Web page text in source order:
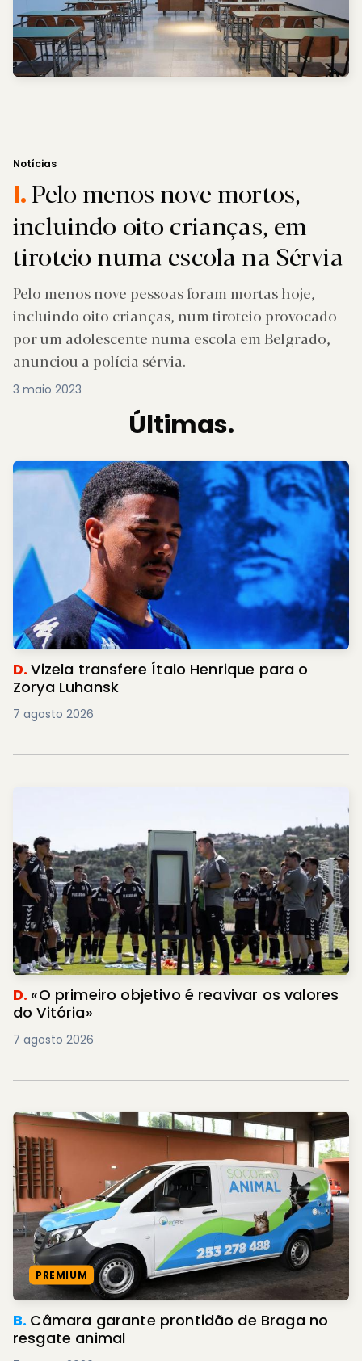
Notícias
I.Pelo menos nove mortos,
incluindo oito crianças, em
tiroteio numa escola na Sérvia
Pelo menos nove pessoas foram mortas hoje,
incluindo oito crianças, num tiroteio provocado
por um adolescente numa escola em Belgrado,
anunciou a polícia sérvia.
3 maio 2023
Últimas.
D.Vizela transfere Ítalo Henrique para o
Zorya Luhansk
7 agosto 2026
D. «O primeiro objetivo é reavivar os valores
do Vitória»
7 agosto 2026
PREMIUM
B. Câmara garante prontidão de Braga no
resgate animal